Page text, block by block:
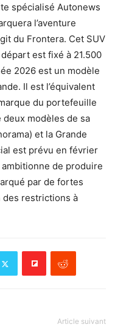
spécialisé Autonews
l’aventure
du Frontera. Cet SUV
est fixé à 21.500
2026 est un modèle
Il est l’équivalent
du portefeuille
modèles de sa
et la Grande
est prévu en février
de produire
par de fortes
restrictions à
Article suivant